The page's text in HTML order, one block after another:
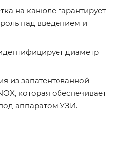
на канюле гарантирует
над введением и
диаметр
из запатентованной
которая обеспечивает
аппаратом УЗИ.